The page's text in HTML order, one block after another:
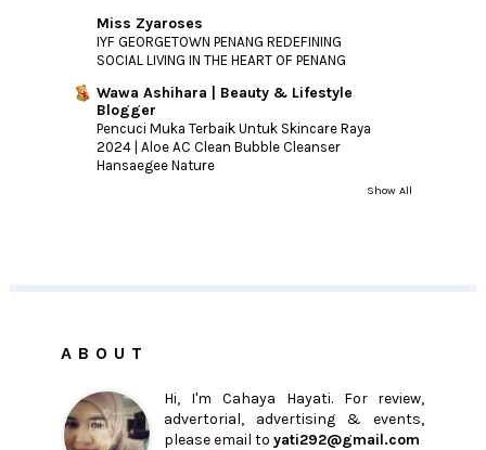
Miss Zyaroses
IYF GEORGETOWN PENANG REDEFINING
SOCIAL LIVING IN THE HEART OF PENANG
Wawa Ashihara | Beauty & Lifestyle
Blogger
Pencuci Muka Terbaik Untuk Skincare Raya
2024 | Aloe AC Clean Bubble Cleanser
Hansaegee Nature
Show All
ABOUT
Hi, I'm Cahaya Hayati. For review,
advertorial, advertising & events,
please email toyati292@gmail.com